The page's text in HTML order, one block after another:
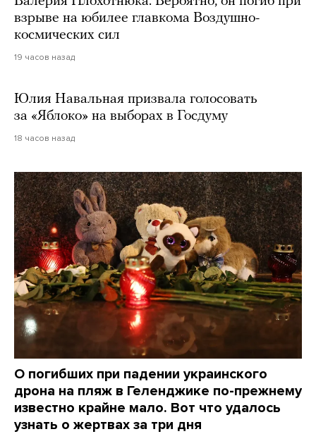
взрыве на юбилее главкома Воздушно-
космических сил
19 часов назад
Юлия Навальная призвала голосовать
за «Яблоко» на выборах в Госдуму
18 часов назад
О погибших при падении украинского
дрона на пляж в Геленджике по-прежнему
известно крайне мало. Вот что удалось
узнать о жертвах за три дня